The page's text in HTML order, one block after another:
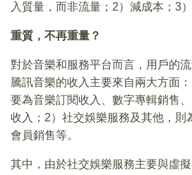
入質量，而非流量；2）減成本；3）
重質，不再重量？
對於音樂和服務平台而言，用戶的流
騰訊音樂的收入主要來自兩大方面
要為音樂訂閱收入、數字專輯銷售
收入；2）社交娛樂服務及其他，則
會員銷售等。
其中，由於社交娛樂服務主要與虛